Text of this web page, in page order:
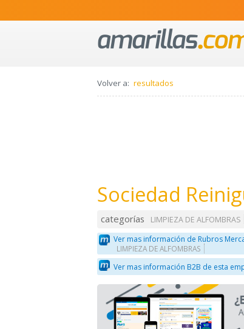
Volver a: resultados
Sociedad
categorías
LIMPIEZA DE ALFOMBRAS
Ver mas información de Rubros
LIMPIEZA DE ALFOMBRAS
Ver mas información B2B de esta